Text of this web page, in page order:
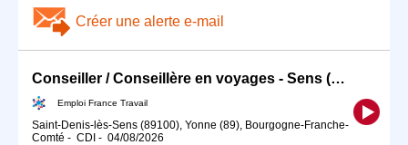
Créer une alerte e-mail
Conseiller / Conseillère en voyages - Sens (H/F)
Emploi France Travail
Saint-Denis-lès-Sens (89100), Yonne (89), Bourgogne-Franche-
Comté - CDI - 04/08/2026